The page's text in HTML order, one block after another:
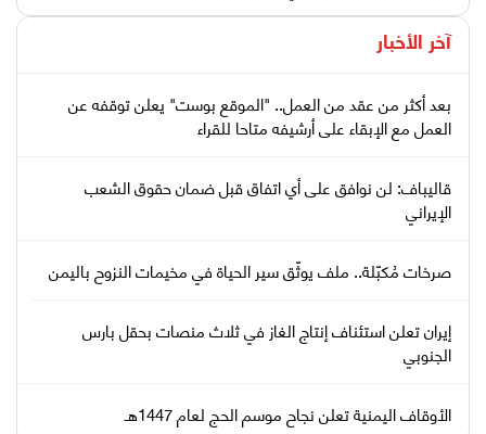
آخر الأخبار
بعد أكثر من عقد من العمل.. "الموقع بوست" يعلن توقفه عن
العمل مع الإبقاء على أرشيفه متاحا للقراء
قاليباف: لن نوافق على أي اتفاق قبل ضمان حقوق الشعب
الإيراني
صرخات مُكبّلة.. ملف يوثّق سير الحياة في مخيمات النزوح باليمن
إيران تعلن استئناف إنتاج الغاز في ثلاث منصات بحقل بارس
الجنوبي
الأوقاف اليمنية تعلن نجاح موسم الحج لعام 1447هـ